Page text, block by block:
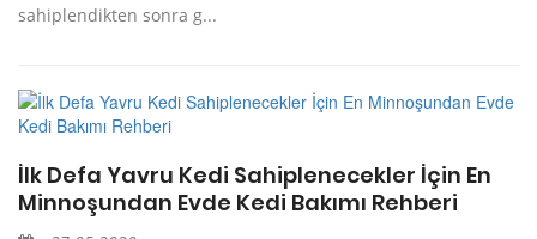
sahiplendikten sonra g...
İlk Defa Yavru Kedi Sahiplenecekler İçin En
Minnoşundan Evde Kedi Bakımı Rehberi